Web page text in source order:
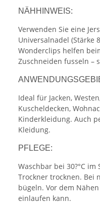
NÄHHINWEIS:
Verwenden Sie eine
Universalnadel (Stärke
Wonderclips helfen
Zuschneiden fusseln –
Ideal für Jacken,
Kuscheldecken,
Kinderkleidung. Auch
Kleidung.
PFLEGE:
Waschbar bei 30?°C
Trockner trocknen. Bei
bügeln. Vor dem
einlaufen kann.